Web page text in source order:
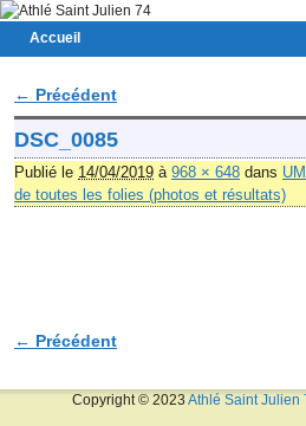
Accueil
Navigation des images
← Précédent
DSC_0085
Publié le 14/04/2019 à 968 × 648 dans
de toutes les folies (photos et résultats)
Navigation des images
← Précédent
Copyright © 2023 Athlé Saint Julien